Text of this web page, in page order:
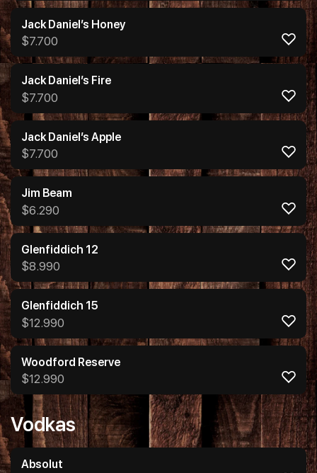
Jack Daniel’s Honey
$7.700
Jack Daniel’s Fire
$7.700
Jack Daniel’s Apple
$7.700
Jim Beam
$6.290
Glenfiddich 12
$8.990
Glenfiddich 15
$12.990
Woodford Reserve
$12.990
Vodkas
Absolut